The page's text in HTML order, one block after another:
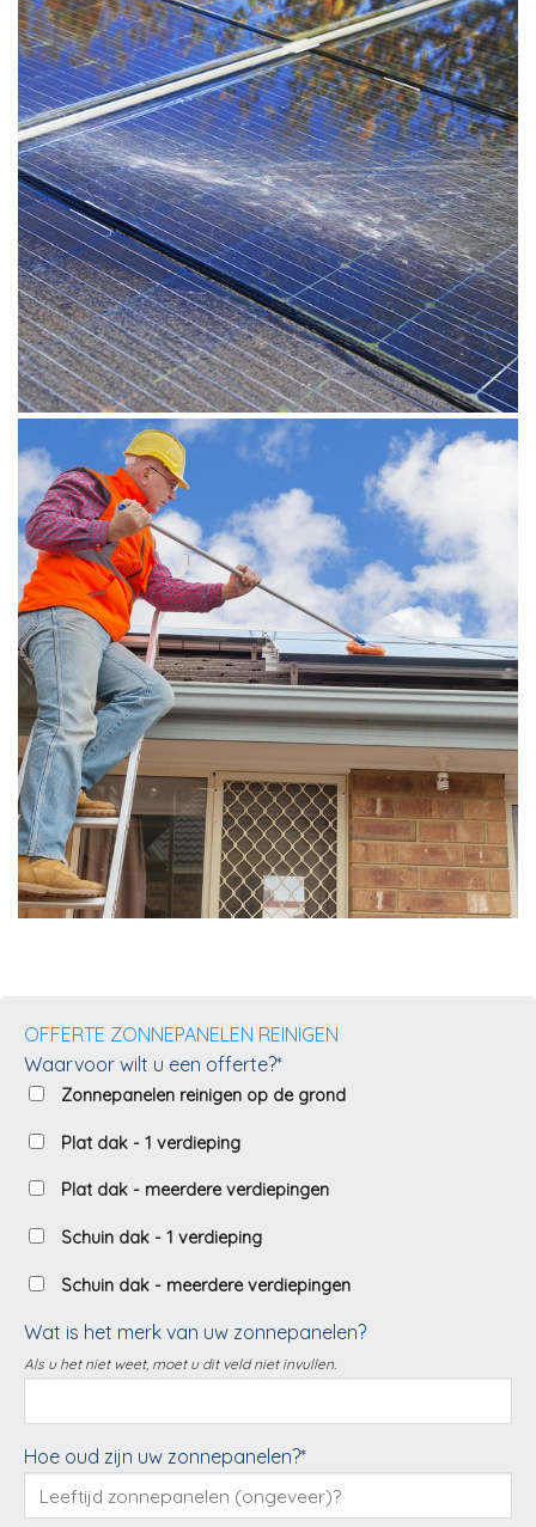
OFFERTE ZONNEPANELEN REINIGEN
Waarvoor wilt u een offerte?*
Zonnepanelen reinigen op de grond
Plat dak - 1 verdieping
Plat dak - meerdere verdiepingen
Schuin dak - 1 verdieping
Schuin dak - meerdere verdiepingen
Wat is het merk van uw zonnepanelen?
Als u het niet weet, moet u dit veld niet invullen.
Hoe oud zijn uw zonnepanelen?*